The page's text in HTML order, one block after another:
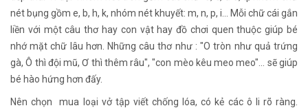
nét bụng gồm e, b, h, k, nhóm nét khuyết: m, n, p, i... Mỗi chữ cái gắn
liền với một câu thơ hay con vật hay đồ chơi quen thuộc giúp bé
nhớ mặt chữ lâu hơn. Những câu thơ như : "O tròn như quả trứng
gà, Ô thì đội mũ, Ơ thì thêm râu", "con mèo kêu meo meo"... sẽ giúp
bé hào hứng hơn đấy.
Nên chọn mua loại vở tập viết chống lóa, có kẻ các ô li rõ ràng.